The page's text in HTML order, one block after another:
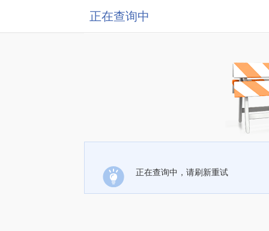
正在查询中
正在查询中，请刷新重试